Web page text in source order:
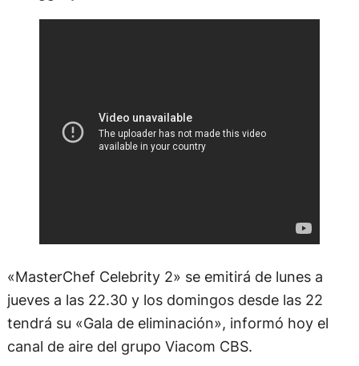
«MasterChef Celebrity 2» se emitirá de lunes a
jueves a las 22.30 y los domingos desde las 22
tendrá su «Gala de eliminación», informó hoy el
canal de aire del grupo Viacom CBS.